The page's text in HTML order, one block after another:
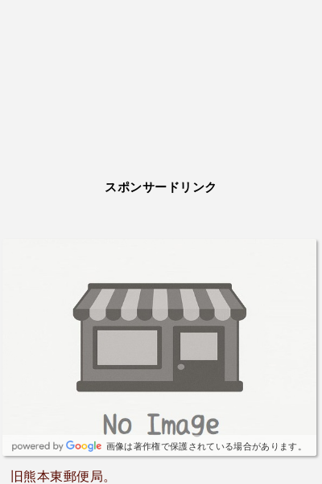
スポンサードリンク
画像は著作権で保護されている場合があります。
旧熊本東郵便局。